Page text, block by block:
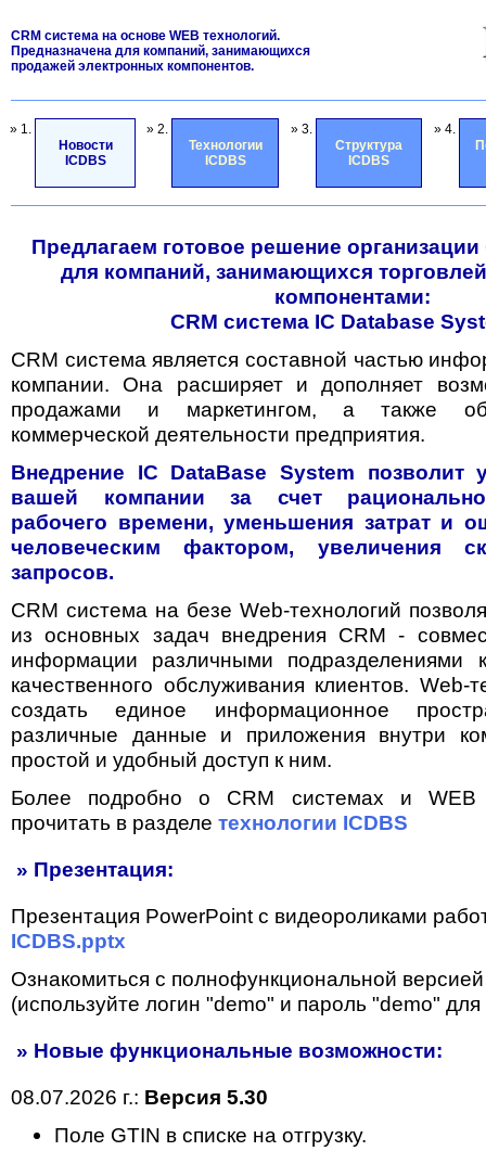
CRM система на основе WEB технологий.
Предназначена для компаний, занимающихся
продажей электронных компонентов.
» 1.
Новости
ICDBS
» 2.
Технологии
ICDBS
» 3.
Структура
ICDBS
» 4.
Предлагаем готовое решение
для компаний, занимающихся
компонентами:
CRM система IC Database
CRM система является составной частью
компании. Она расширяет и дополняет
продажами и маркетингом, а также
коммерческой деятельности предприятия.
Внедрение IC DataBase System позволит
вашей компании за счет
рабочего времени, уменьшения затрат и
человеческим фактором, увеличения
запросов.
CRM система на безе Web-технологий
из основных задач внедрения CRM -
информации различными подразделениями
качественного обслуживания клиентов. Web-
создать единое информационное
различные данные и приложения внутри
простой и удобный доступ к ним.
Более подробно о CRM системах и WEB
прочитать в разделе технологии ICDBS
» Презентация:
Презентация PowerPoint с видеороликами
ICDBS.pptx
Ознакомиться с полнофункциональной
(используйте логин "demo" и пароль "demo" для
» Новые функциональные возможности:
08.07.2026 г.: Версия 5.30
Поле GTIN в списке на отгрузку.